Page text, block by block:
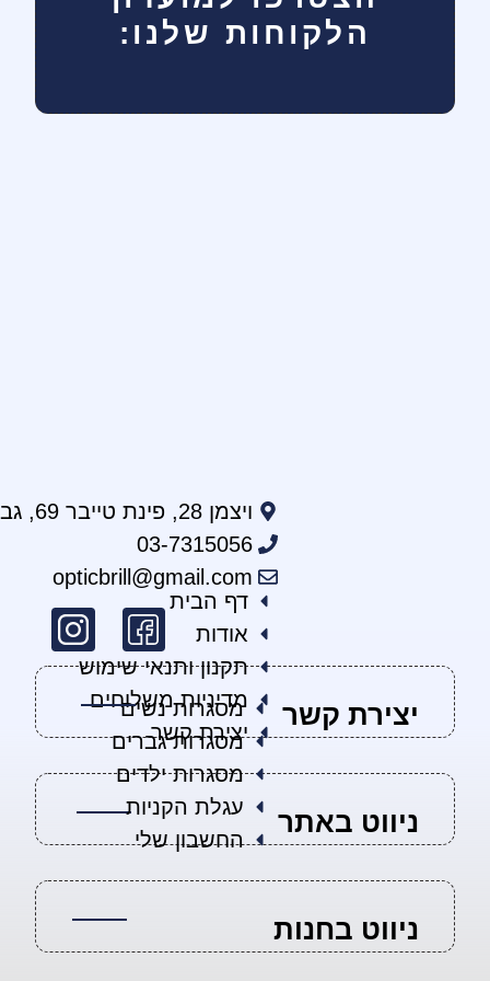
הלקוחות שלנו:
יצירת קשר
ויצמן 28‏, פינת טייבר 69, גבעתיים
03-7315056
opticbrill@gmail.com
ניווט באתר
דף הבית
אודות
תקנון ותנאי שימוש
מדיניות משלוחים
יצירת קשר
ניווט בחנות
מסגרות נשים
מסגרות גברים
מסגרות ילדים
עגלת הקניות
החשבון שלי